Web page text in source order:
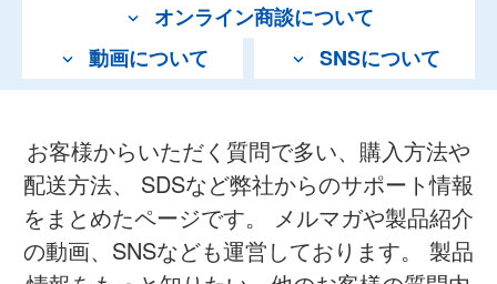
オンライン商談について
動画について
SNSについて
お客様からいただく質問で多い、購入方法や
配送方法、
SDSなど弊社からのサポート情報
をまとめたページです。
メルマガや製品紹介
の動画、SNSなども運営しております。
製品